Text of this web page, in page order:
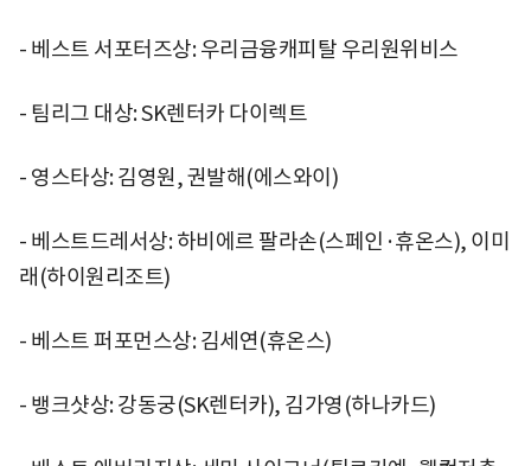
- 베스트 서포터즈상: 우리금융캐피탈 우리원위비스
- 팀리그 대상: SK렌터카 다이렉트
- 영스타상: 김영원, 권발해(에스와이)
- 베스트드레서상: 하비에르 팔라손(스페인·휴온스), 이미
래(하이원리조트)
- 베스트 퍼포먼스상: 김세연(휴온스)
- 뱅크샷상: 강동궁(SK렌터카), 김가영(하나카드)